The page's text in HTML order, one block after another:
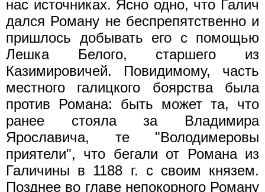
нас источниках. Ясно одно, что Галич
дался Роману не беспрепятственно и
пришлось добывать его с помощью
Лешка Белого, старшего из
Казимировичей. Повидимому, часть
местного галицкого боярства была
против Романа: быть может та, что
ранее стояла за Владимира
Ярославича, те "Володимеровы
приятели", что бегали от Романа из
Галичины в 1188 г. с своим князем.
Позднее во главе непокорного Роману